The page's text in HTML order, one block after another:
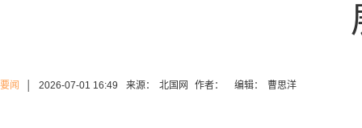
要闻 2026-07-01 16:49 来源： 北国网 作者： 编辑： 曹思洋